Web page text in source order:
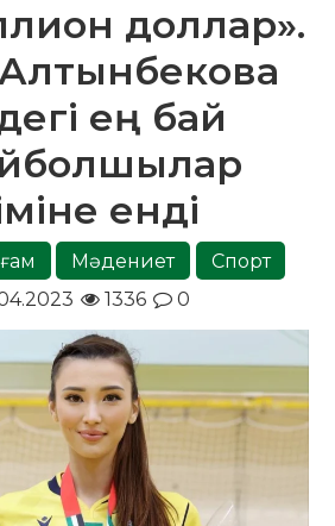
доллар».
Алтынбекова
ең бай
енді
Мәдениет
Спорт
1336 0